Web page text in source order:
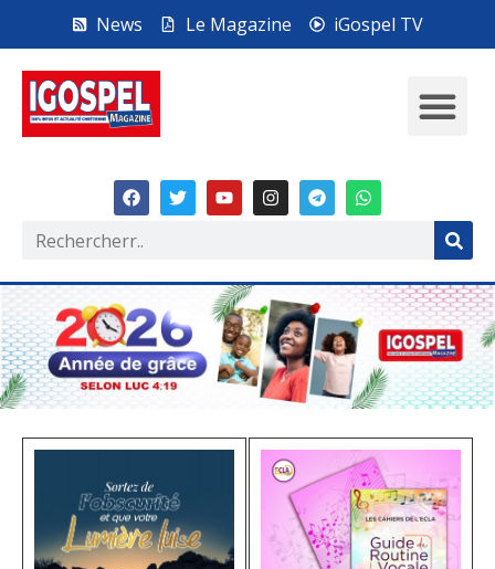
News Le Magazine iGospel TV